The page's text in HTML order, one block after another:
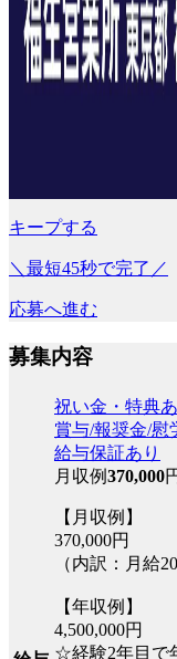
キープする
＼最短45秒で完了／
応募へ進む
募集内容
祝い金・特典
賞与/報奨金/慰
給与保証あり
月収例370,000
【月収例】
370,000円
（内訳：月給
【年収例】
4,500,000円
☆経験2年目で